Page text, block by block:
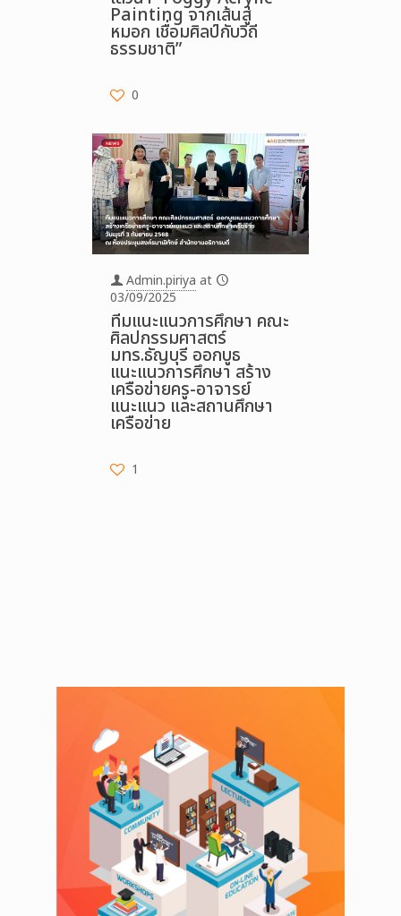
Painting จากเส้นสู่
หมอก เชื่อมศิลป์กับวิถี
ธรรมชาติ”
0
Admin.piriya at
03/09/2025
ทีมแนะแนวการศึกษา คณะ
ศิลปกรรมศาสตร์
มทร.ธัญบุรี ออกบูธ
แนะแนวการศึกษา สร้าง
เครือข่ายครู-อาจารย์
แนะแนว และสถานศึกษา
เครือข่าย
1